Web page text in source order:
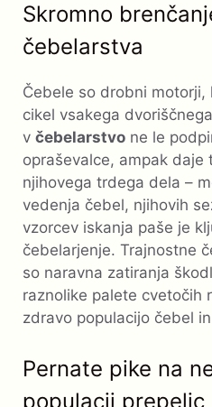
Skromno
čebelarstva
Čebele so drobni motorji,
cikel vsakega
v čebelarstvo ne le
opraševalce, ampak daje
njihovega trdega dela –
vedenja čebel, njihovih
vzorcev iskanja paše je
čebelarjenje. Trajnostne
so naravna zatiranja
raznolike palete cvetočih
zdravo populacijo čebel
Pernate pike na
populacij prepelic